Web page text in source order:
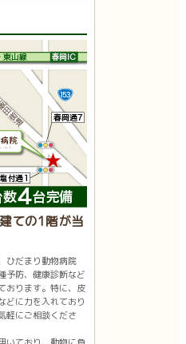
ての1階が当
ひだまり動物病院
予防、健康診断など
おります。特に、皮
どに力を入れており
軽にご相談くださ